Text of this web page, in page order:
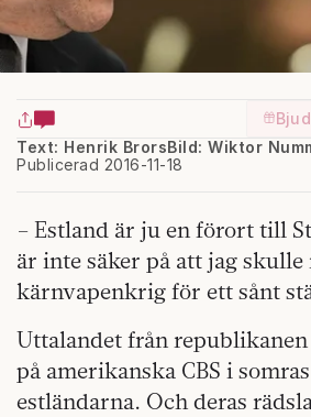
Text: Henrik Brors
Publicerad 2016-11-18
Bild: Wiktor
– Estland är ju en förort till
är inte säker på att jag
kärnvapenkrig för ett sånt
Uttalandet från
på amerikanska CBS i
estländarna. Och deras